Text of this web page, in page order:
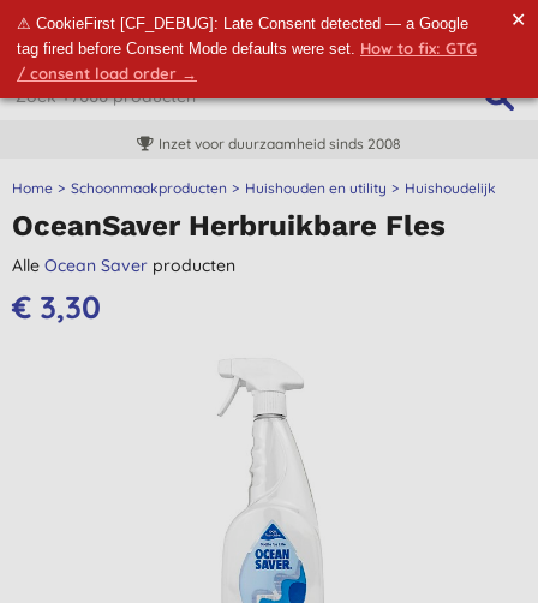
⚠ CookieFirst [CF_DEBUG]: Late Consent detected — a Google
tag fired before Consent Mode defaults were set. How to fix: GTG
/ consent load order →
✕
Inzet voor duurzaamheid sinds 2008
Home Schoonmaakproducten Huishouden en utility Huishoudelijk
OceanSaver Herbruikbare Fles
Alle Ocean Saver producten
€ 3,30